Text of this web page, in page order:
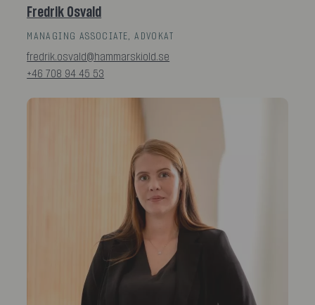
Fredrik Osvald
MANAGING ASSOCIATE, ADVOKAT
fredrik.osvald@hammarskiold.se
+46 708 94 45 53